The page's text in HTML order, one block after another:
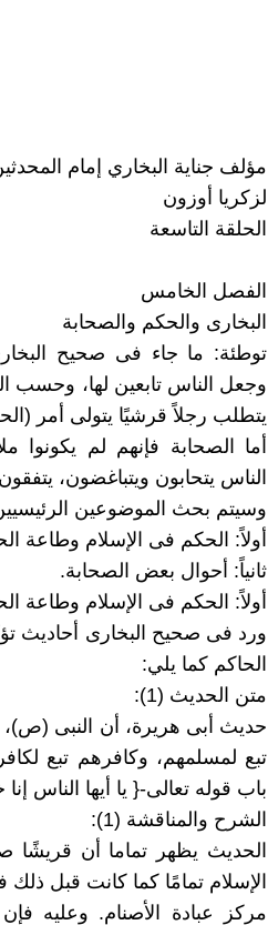
مؤلف جناية البخاري إمام
لزكريا أوزون
الحلقة التاسعة
الفصل الخامس
البخارى والحكم والصحابة
توطئة: ما جاء فى صحيح
وجعل الناس تابعين لها، وحسب
يتطلب رجلاً قرشيًا يتولى أمر
أما الصحابة فإنهم لم
الناس يتحابون ويتباغضون،
وسيتم بحث الموضوعين
أولاً: الحكم فى الإسلام وطاعة
ثانياً: أحوال بعض الصحابة.
أولاً: الحكم فى الإسلام وطاعة
ورد فى صحيح البخارى
الحاكم كما يلي:
متن الحديث (1):
حديث أبى هريرة، أن النبى
باب قوله تعالى-{ يا أيها الناس
الشرح والمناقشة (1):
الحديث يظهر تماما أن قريشًا
الإسلام تمامًا كما كانت قبل
مركز عبادة الأصنام. وعليه